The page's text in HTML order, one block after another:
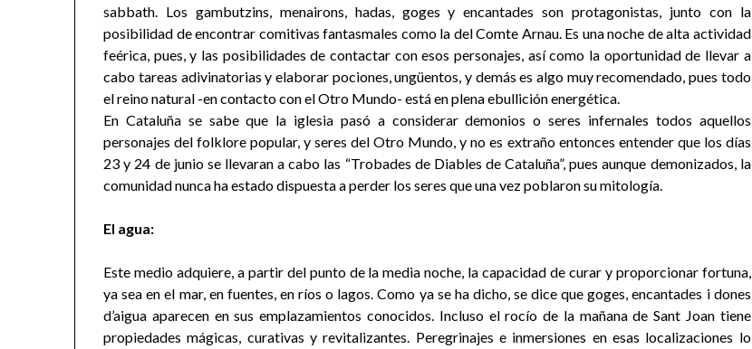
sabbath. Los gambutzins, menairons, hadas, goges y encantades son protagonistas, junto con la
posibilidad de encontrar comitivas fantasmales como la del Comte Arnau. Es una noche de alta actividad
feérica, pues, y las posibilidades de contactar con esos personajes, así como la oportunidad de llevar a
cabo tareas adivinatorias y elaborar pociones, ungüentos, y demás es algo muy recomendado, pues todo
el reino natural -en contacto con el Otro Mundo- está en plena ebullición energética.
En Cataluña se sabe que la iglesia pasó a considerar demonios o seres infernales todos aquellos
personajes del folklore popular, y seres del Otro Mundo, y no es extraño entonces entender que los días
23 y 24 de junio se llevaran a cabo las “Trobades de Diables de Cataluña”, pues aunque demonizados, la
comunidad nunca ha estado dispuesta a perder los seres que una vez poblaron su mitología.
El agua:
Este medio adquiere, a partir del punto de la media noche, la capacidad de curar y proporcionar fortuna,
ya sea en el mar, en fuentes, en ríos o lagos. Como ya se ha dicho, se dice que goges, encantades i dones
d’aigua aparecen en sus emplazamientos conocidos. Incluso el rocío de la mañana de Sant Joan tiene
propiedades mágicas, curativas y revitalizantes. Peregrinajes e inmersiones en esas localizaciones lo